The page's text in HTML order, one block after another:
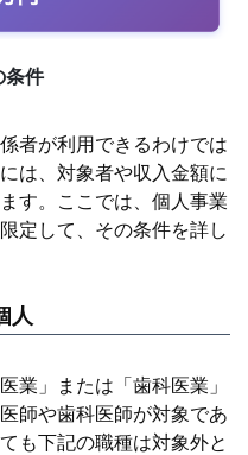
条件
者が利用できるわけでは
は、対象者や収入金額に
す。ここでは、個人事業
定して、その条件を詳し
人
業」または「歯科医業」
師や歯科医師が対象であ
も下記の職種は対象外と